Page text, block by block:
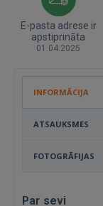
E-pasta adrese ir
apstiprināta
01.04.2025
INFORMĀCIJA
ATSAUKSMES
FOTOGRĀFIJAS
Par sevi